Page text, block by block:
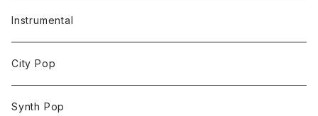
Instrumental
City Pop
Synth Pop